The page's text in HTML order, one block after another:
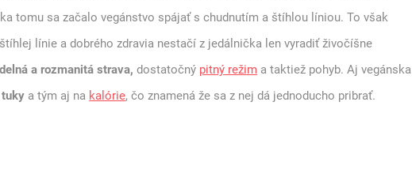
tomu sa začalo vegánstvo spájať s chudnutím a štíhlou líniou. To však
línie a dobrého zdravia nestačí z jedálnička len vyradiť živočíšne
a rozmanitá strava,dostatočný pitný režim a taktiež pohyb. Aj vegánska
tuky a tým aj na kalórie, čo znamená že sa z nej dá jednoducho pribrať.